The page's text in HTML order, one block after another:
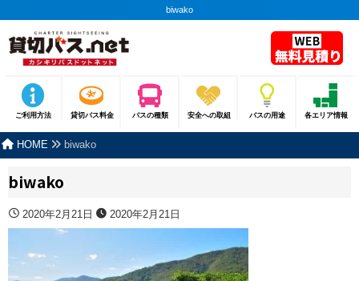
biwako
ご利用方法 貸切バス料金 バスの種類 安全への取組 バスの用途 各エリア情報
HOME biwako
biwako
2020年2月21日 2020年2月21日